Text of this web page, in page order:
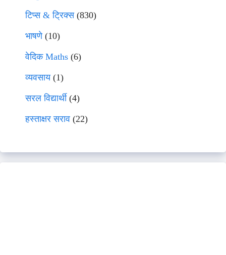
टिप्स & ट्रिक्स(830)
भाषणे(10)
वेदिक Maths (6)
व्यवसाय(1)
सरल विद्यार्थी(4)
हस्ताक्षर सराव (22)